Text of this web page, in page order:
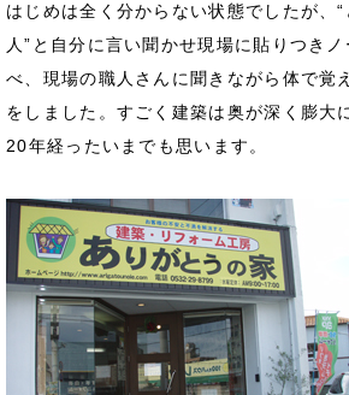
はじめは全く分からない状態でしたが、
人”と自分に言い聞かせ現場に貼りつき
べ、現場の職人さんに聞きながら体で覚
をしました。すごく建築は奥が深く膨大
20年経ったいまでも思います。